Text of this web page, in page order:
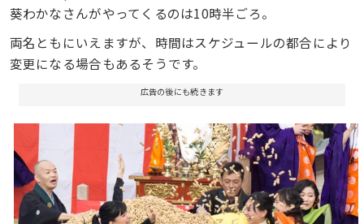
葵わかなさんがやってくるのは10時半ごろ。
両名ともにいえますが、時間はスケジュールの都合により
変更になる場合もあるそうです。
広告の後にも続きます